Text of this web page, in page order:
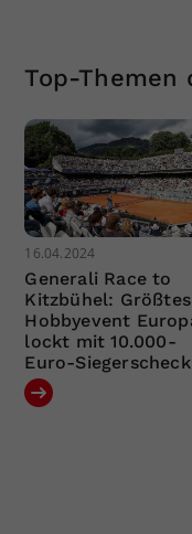
Top-Themen
16.04.2024
Generali Race to
Kitzbühel: Größtes
Hobbyevent
lockt mit 10.000-
Euro-Siegerscheck